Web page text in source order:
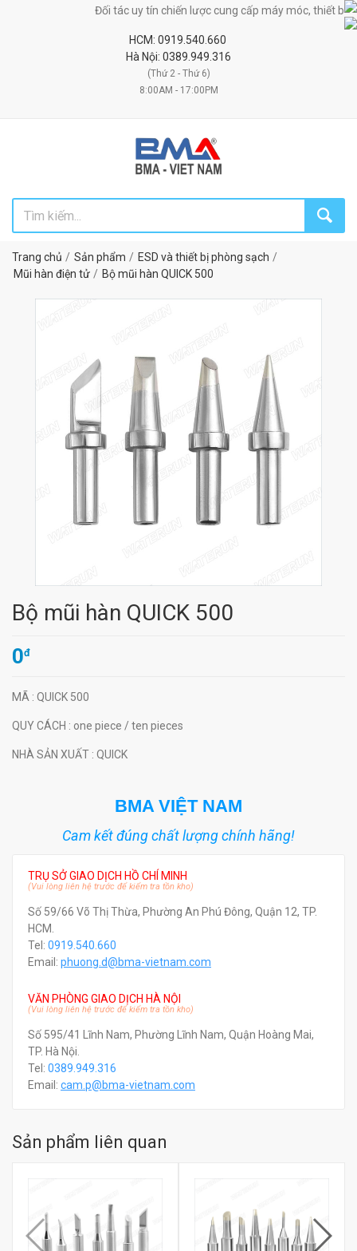
Đối tác uy tín chiến lược cung cấp máy móc, thiết bị,
HCM: 0919.540.660
Hà Nội: 0389.949.316
(Thứ 2 - Thứ 6)
8:00AM - 17:00PM
Trang chủ Sản phẩm
ESD và thiết bị phòng sạch
Mũi hàn điện tử
Bộ mũi hàn QUICK 500
Bộ mũi hàn QUICK 500
0đ
MÃ : QUICK 500
QUY CÁCH : one piece / ten pieces
NHÀ SẢN XUẤT : QUICK
BMA VIỆT NAM
Cam kết đúng chất lượng chính hãng!
TRỤ SỞ GIAO DỊCH HỒ CHÍ MINH
(Vui lòng liên hệ trước để kiểm tra tồn kho)
Số 59/66 Võ Thị Thừa, Phường An Phú Đông, Quận 12, TP.
HCM.
Tel: 0919.540.660
Email: phuong.d@bma-vietnam.com
VĂN PHÒNG GIAO DỊCH HÀ NỘI
(Vui lòng liên hệ trước để kiểm tra tồn kho)
Số 595/41 Lĩnh Nam, Phường Lĩnh Nam, Quận Hoàng Mai,
TP. Hà Nội.
Tel: 0389.949.316
Email: cam.p@bma-vietnam.com
Sản phẩm liên quan